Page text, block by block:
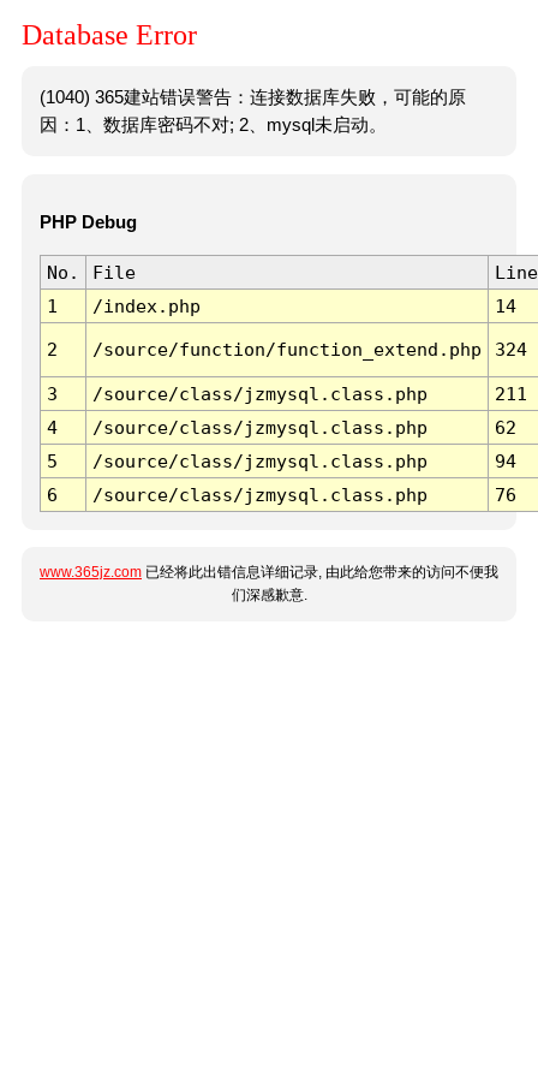
Database Error
(1040) 365建站错误警告：连接数据库失败，可能的原
因：1、数据库密码不对; 2、mysql未启动。
PHP Debug
No. File
Line
1
/index.php 14
2 /source/function/function_extend.php 324
3 /source/class/jzmysql.class.php
211
4
/source/class/jzmysql.class.php
62
5
/source/class/jzmysql.class.php
94
6
/source/class/jzmysql.class.php 76
www.365jz.com 已经将此出错信息详细记录, 由此给您带来的访问不便我
们深感歉意.